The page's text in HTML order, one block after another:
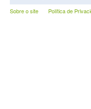
Sobre o site Política de